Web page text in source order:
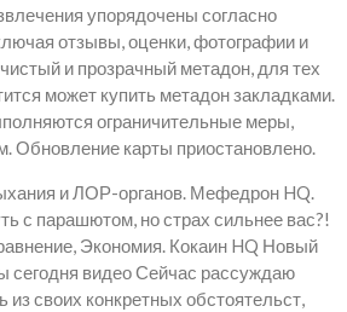
упорядочены согласно
отзывы, оценки, фотографии и
и прозрачный метадон, для тех
может купить метадон закладками.
ограничительные меры,
Обновление карты приостановлено.
и ЛОР-органов. Мефедрон HQ.
с парашютом, но страх сильнее вас?!
Экономия. Кокаин HQ Новый
сегодня видео Сейчас рассуждаю
из своих конкретных обстоятельст,